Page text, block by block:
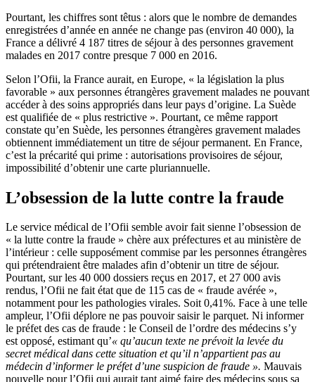
Pourtant, les chiffres sont têtus : alors que le nombre de demandes
enregistrées d’année en année ne change pas (environ 40 000), la
France a délivré 4 187 titres de séjour à des personnes gravement
malades en 2017 contre presque 7 000 en 2016.
Selon l’Ofii, la France aurait, en Europe, « la législation la plus
favorable » aux personnes étrangères gravement malades ne pouvant
accéder à des soins appropriés dans leur pays d’origine. La Suède
est qualifiée de « plus restrictive ». Pourtant, ce même rapport
constate qu’en Suède, les personnes étrangères gravement malades
obtiennent immédiatement un titre de séjour permanent. En France,
c’est la précarité qui prime : autorisations provisoires de séjour,
impossibilité d’obtenir une carte pluriannuelle.
L’obsession de la lutte contre la fraude
Le service médical de l’Ofii semble avoir fait sienne l’obsession de
« la lutte contre la fraude » chère aux préfectures et au ministère de
l’intérieur : celle supposément commise par les personnes étrangères
qui prétendraient être malades afin d’obtenir un titre de séjour.
Pourtant, sur les 40 000 dossiers reçus en 2017, et 27 000 avis
rendus, l’Ofii ne fait état que de 115 cas de « fraude avérée »,
notamment pour les pathologies virales. Soit 0,41%. Face à une telle
ampleur, l’Ofii déplore ne pas pouvoir saisir le parquet. Ni informer
le préfet des cas de fraude : le Conseil de l’ordre des médecins s’y
est opposé, estimant qu’« qu’aucun texte ne prévoit la levée du
secret médical dans cette situation et qu’il n’appartient pas au
médecin d’informer le préfet d’une suspicion de fraude ». Mauvais
nouvelle pour l’Ofii qui aurait tant aimé faire des médecins sous sa